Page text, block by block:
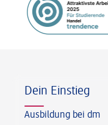
Dein Einstieg
Ausbildung bei dm